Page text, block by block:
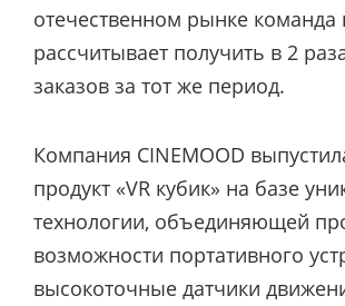
отечественном рынке команда
рассчитывает получить в 2
заказов за тот же период.
Компания CINEMOOD
продукт «VR кубик» на базе
технологии, объединяющей
возможности портативного
высокоточные датчики